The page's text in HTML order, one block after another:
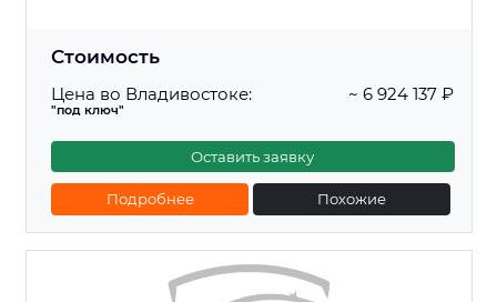
Стоимость
Цена во Владивостоке:
"под ключ"
~ 6 924 137 ₽
Оставить заявку
Подробнее Похожие